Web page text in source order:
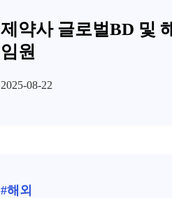
제약사 글로벌BD 및
임원
2025-08-22
#해외